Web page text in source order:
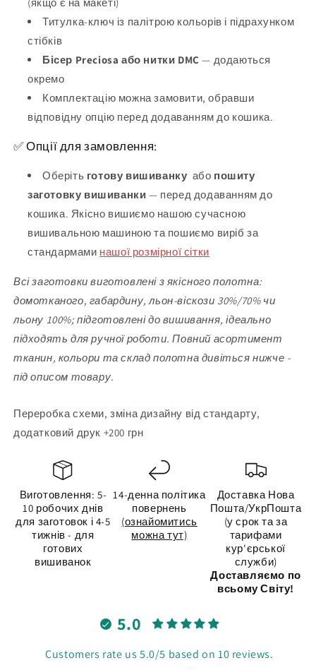
Титулка-ключ із палітрою кольорів і підрахунком
стібків
Бісер Preciosa або нитки DMC — додаються
окремо
Комплектацію можна замовити, обравши
відповідну опцію перед додаванням до кошика.
✅ Опції для замовлення:
Оберіть готову вишиванку або пошиту
заготовку вишиванки — перед додаванням до
кошика. Якісно вишиємо нашою сучасною
вишивальною машиною та пошиємо виріб за
стандармами нашої розмірної сітки
Всі заготовки виготовлені з якісного полотна:
домотканого, габардину, льон-віскози 30%/70% чи
льону 100%; підготовлені до вишивання, ідеально
підходять для ручної роботи. Повний асортимент
тканин, кольори та склад полотна дивіться нижче -
під описом товару.
Переробка схеми, зміна дизайну від стандарту,
додатковий друк +200 грн
Виготовлення: 5-
10 робочих днів
для заготовок і 4-5
тижнів - для
готових
вишиванок
14-денна політика
повернень
(ознайомитись
можна тут)
Доставка Нова
Пошта/УкрПошта
(у срок та за
тарифами
кур'єрської
служби)
Доставляємо по
всьому Світу!
5.0
Customers rate us 5.0/5 based on 10 reviews.